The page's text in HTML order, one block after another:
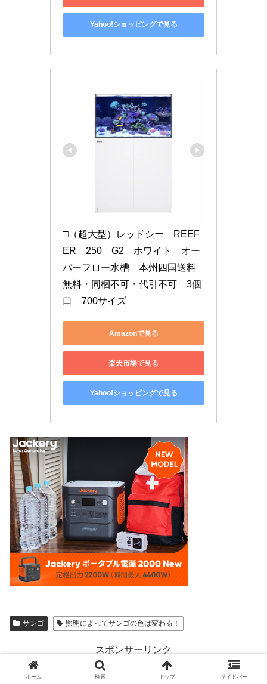
Yahoo!ショッピングで見る
□（超大型）レッドシー　REEF
ER　250　G2　ホワイト　オー
バーフロー水槽　本州四国送料
無料・同梱不可・代引不可　3個
口　700サイズ
Amazonで見る
楽天市場で見る
Yahoo!ショッピングで見る
サンゴ 照明によってサンゴの色は変わる！
スポンサーリンク
ホーム 検索 トップ サイドバー